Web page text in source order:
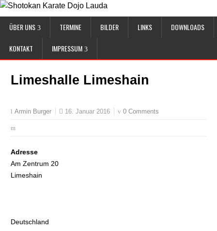
ÜBER UNS TERMINE BILDER LINKS DOWNLOADS
KONTAKT IMPRESSUM
Limeshalle Limeshain
Armin Burger 16. Januar 2016 0 Comments
Adresse
Am Zentrum 20
Limeshain
Deutschland